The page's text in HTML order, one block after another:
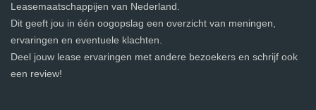
Leasemaatschappijen van Nederland.
Dit geeft jou in één oogopslag een overzicht van meningen,
ervaringen en eventuele klachten.
Deel jouw lease ervaringen met andere bezoekers en schrijf ook
een review!